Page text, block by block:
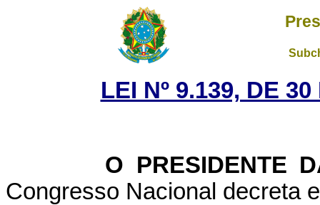
LEI Nº 9.139, DE
O PRESIDENTE DA
Congresso Nacional decreta